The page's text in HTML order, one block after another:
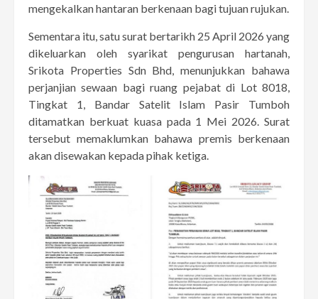
mengekalkan hantaran berkenaan bagi tujuan rujukan.
Sementara itu, satu surat bertarikh 25 April 2026 yang
dikeluarkan oleh syarikat pengurusan hartanah,
Srikota Properties Sdn Bhd, menunjukkan bahawa
perjanjian sewaan bagi ruang pejabat di Lot 8018,
Tingkat 1, Bandar Satelit Islam Pasir Tumboh
ditamatkan berkuat kuasa pada 1 Mei 2026. Surat
tersebut memaklumkan bahawa premis berkenaan
akan disewakan kepada pihak ketiga.